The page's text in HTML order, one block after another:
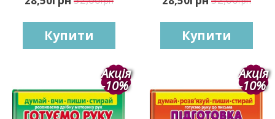
Купити Купити
Акція
-10%
Акція
-10%